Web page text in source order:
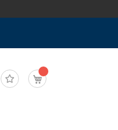
Mi carrito